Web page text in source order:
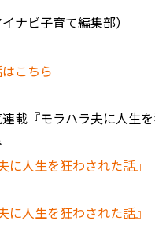
ナビ子育て編集部）
こちら
載『モラハラ夫に人生
に人生を狂わされた話』
に人生を狂わされた話』